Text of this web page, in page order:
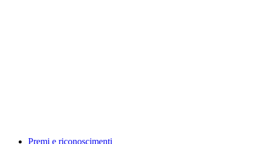
Premi e riconoscimenti